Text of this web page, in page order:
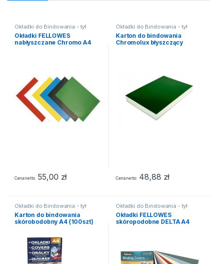
Okładki do Bindowania - tył
Okładki FELLOWES
nabłyszczane Chromo A4
Cena netto 55,00 zł
Okładki do Bindowania - tył
Karton do bindowania
Chromolux błyszczący
Cena netto 48,88 zł
Okładki do Bindowania - tył
Karton do bindowania
skórobodobny A4 (100szt)
Okładki do Bindowania - tył
Okładki FELLOWES
skóropodobne DELTA A4